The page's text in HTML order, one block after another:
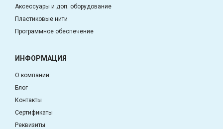
Аксессуары и доп. оборудование
Пластиковые нити
Программное обеспечение
ИНФОРМАЦИЯ
О компании
Блог
Контакты
Сертификаты
Реквизиты